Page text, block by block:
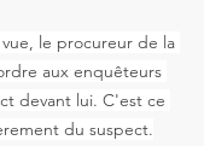
le procureur de la
aux enquêteurs
devant lui. C'est ce
du suspect.